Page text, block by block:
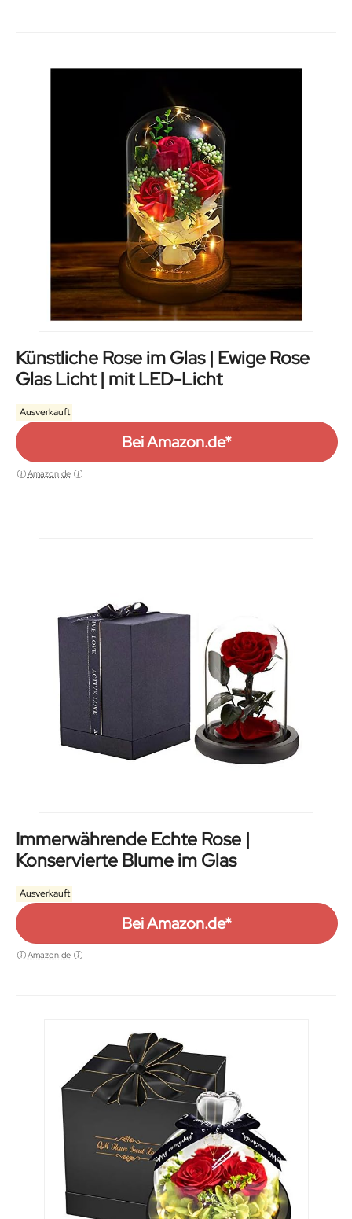
Künstliche Rose im Glas | Ewige Rose
Glas Licht | mit LED-Licht
Ausverkauft
Bei Amazon.de*
Amazon.de
Immerwährende Echte Rose |
Konservierte Blume im Glas
Ausverkauft
Bei Amazon.de*
Amazon.de